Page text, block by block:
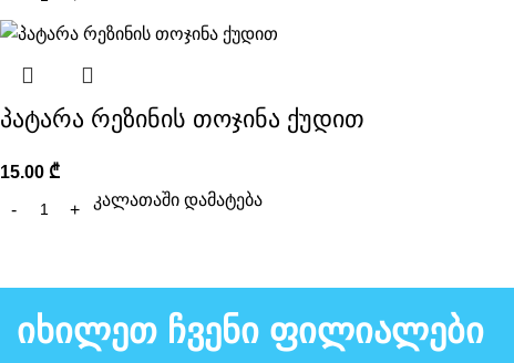
პატარა რეზინის თოჯინა ქუდით
15.00 ₾
კალათაში დამატება
იხილეთ ჩვენი ფილიალები